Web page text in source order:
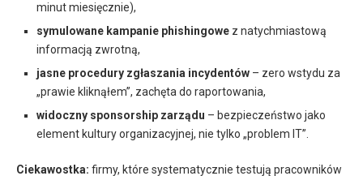
minut miesięcznie),
symulowane kampanie phishingowe z natychmiastową
informacją zwrotną,
jasne procedury zgłaszania incydentów – zero wstydu za
„prawie kliknąłem”, zachęta do raportowania,
widoczny sponsorship zarządu – bezpieczeństwo jako
element kultury organizacyjnej, nie tylko „problem IT”.
Ciekawostka: firmy, które systematycznie testują pracowników